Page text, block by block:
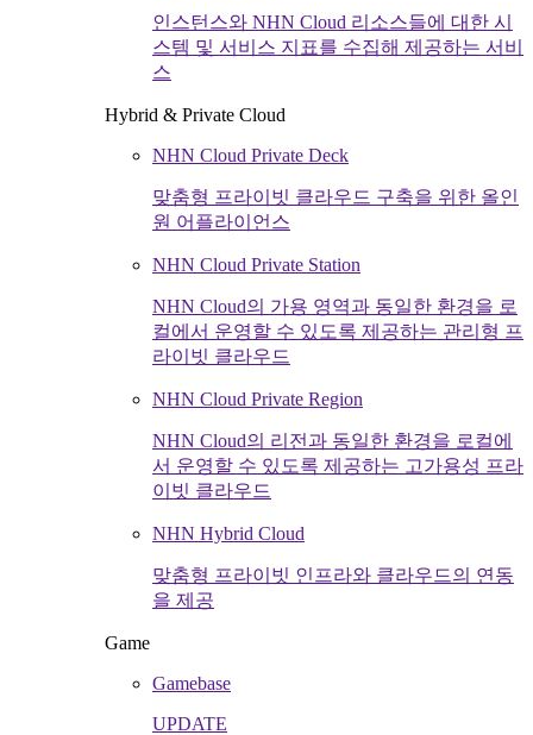
인스턴스와 NHN Cloud 리소스들에 대한 시
스템 및 서비스 지표를 수집해 제공하는 서비
스
Hybrid & Private Cloud
NHN Cloud Private Deck
맞춤형 프라이빗 클라우드 구축을 위한 올인
원 어플라이언스
NHN Cloud Private Station
NHN Cloud의 가용 영역과 동일한 환경을 로
컬에서 운영할 수 있도록 제공하는 관리형 프
라이빗 클라우드
NHN Cloud Private Region
NHN Cloud의 리전과 동일한 환경을 로컬에
서 운영할 수 있도록 제공하는 고가용성 프라
이빗 클라우드
NHN Hybrid Cloud
맞춤형 프라이빗 인프라와 클라우드의 연동
을 제공
Game
Gamebase
UPDATE